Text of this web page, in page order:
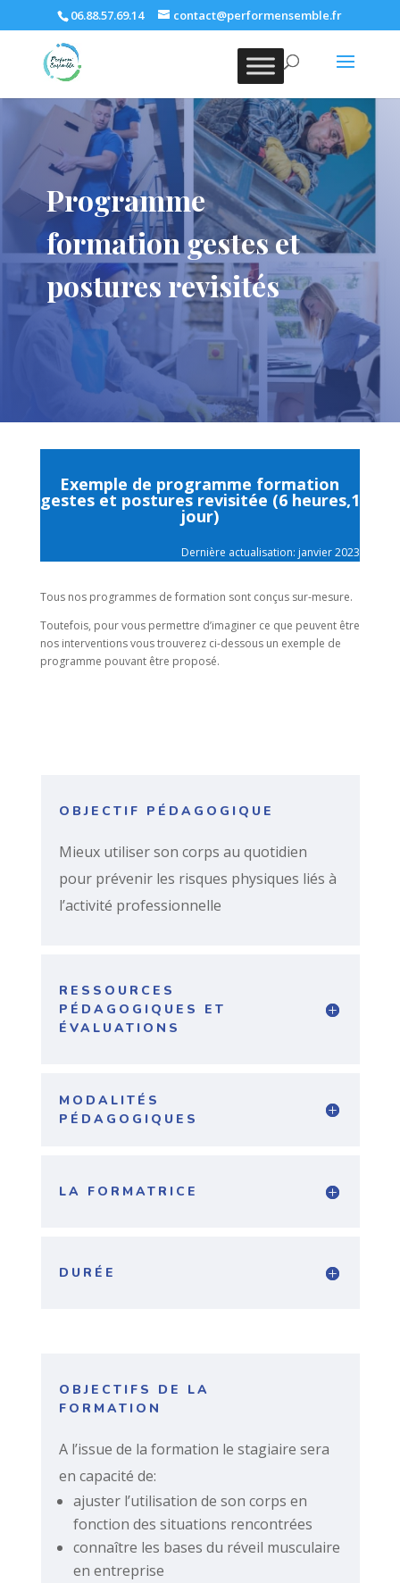
06.88.57.69.14 contact@performensemble.fr
Programme
formation gestes et
postures revisités
Exemple de programme formation
gestes et postures revisitée (6 heures,1
jour)
Dernière actualisation: janvier 2023
Tous nos programmes de formation sont conçus sur-mesure.
Toutefois, pour vous permettre d’imaginer ce que peuvent être
nos interventions vous trouverez ci-dessous un exemple de
programme pouvant être proposé.
OBJECTIF PÉDAGOGIQUE
Mieux utiliser son corps au quotidien
pour prévenir les risques physiques liés à
l’activité professionnelle
RESSOURCES
PÉDAGOGIQUES ET
ÉVALUATIONS
MODALITÉS
PÉDAGOGIQUES
LA FORMATRICE
DURÉE
OBJECTIFS DE LA
FORMATION
A l’issue de la formation le stagiaire sera
en capacité de:
ajuster l’utilisation de son corps en
fonction des situations rencontrées
connaître les bases du réveil musculaire
en entreprise